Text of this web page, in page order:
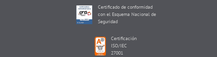
Certificado de conformidad
con el Esquema Nacional de
Seguridad
Certificación
ISO/IEC
27001